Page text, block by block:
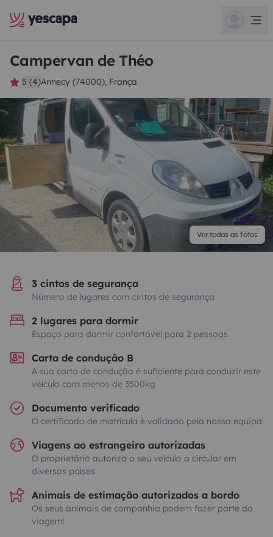
Campervan de Théo
5 (4)Annecy (74000), França
Ver todas as fotos
3 cintos de segurança
Número de lugares com cintos de segurança
2 lugares para dormir
Espaço para dormir confortável para 2 pessoas
Carta de condução B
A sua carta de condução é suficiente para conduzir este
veículo com menos de 3500kg
Documento verificado
O certificado de matrícula é validado pela nossa equipa
Viagens ao estrangeiro autorizadas
O proprietário autoriza o seu veículo a circular em
diversos países
Animais de estimação autorizados a bordo
Os seus animais de companhia podem fazer parte da
viagem!